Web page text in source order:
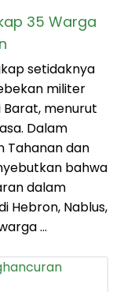
35 Warga
setidaknya
militer
menurut
Dalam
Tahanan dan
bahwa
dalam
Hebron, Nablus,
…